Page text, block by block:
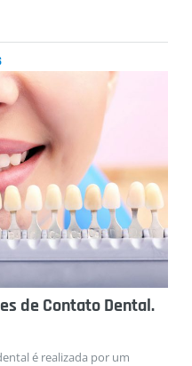
de Contato Dental.
é realizada por um